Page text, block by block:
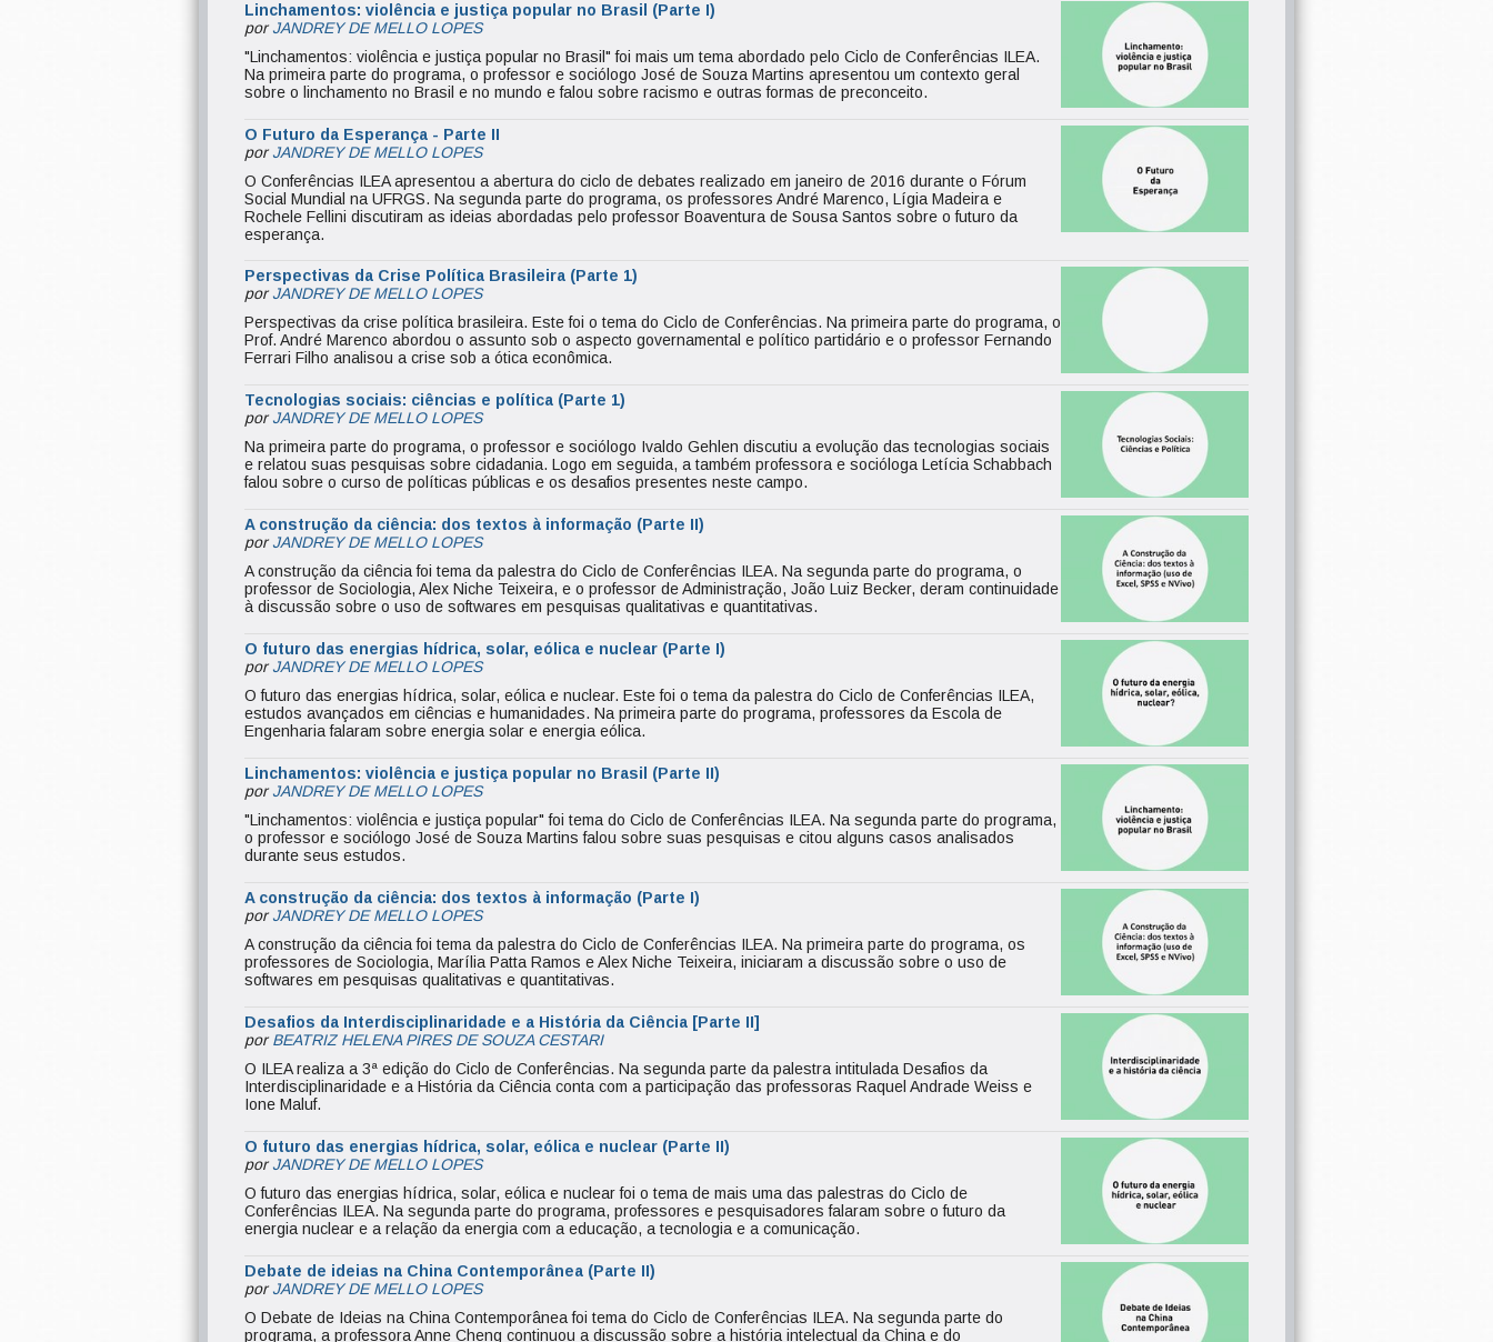
Linchamentos: violência e justiça popular no Brasil (Parte I)
porJANDREY DE MELLO LOPES
"Linchamentos: violência e justiça popular no Brasil" foi mais um tema abordado pelo Ciclo de Conferências ILEA.
Na primeira parte do programa, o professor e sociólogo José de Souza Martins apresentou um contexto geral
sobre o linchamento no Brasil e no mundo e falou sobre racismo e outras formas de preconceito.
O Futuro da Esperança - Parte II
porJANDREY DE MELLO LOPES
O Conferências ILEA apresentou a abertura do ciclo de debates realizado em janeiro de 2016 durante o Fórum
Social Mundial na UFRGS. Na segunda parte do programa, os professores André Marenco, Lígia Madeira e
Rochele Fellini discutiram as ideias abordadas pelo professor Boaventura de Sousa Santos sobre o futuro da
esperança.
Perspectivas da Crise Política Brasileira (Parte 1)
porJANDREY DE MELLO LOPES
Perspectivas da crise política brasileira. Este foi o tema do Ciclo de Conferências. Na primeira parte do programa, o
Prof. André Marenco abordou o assunto sob o aspecto governamental e político partidário e o professor Fernando
Ferrari Filho analisou a crise sob a ótica econômica.
Tecnologias sociais: ciências e política (Parte 1)
porJANDREY DE MELLO LOPES
Na primeira parte do programa, o professor e sociólogo Ivaldo Gehlen discutiu a evolução das tecnologias sociais
e relatou suas pesquisas sobre cidadania. Logo em seguida, a também professora e socióloga Letícia Schabbach
falou sobre o curso de políticas públicas e os desafios presentes neste campo.
A construção da ciência: dos textos à informação (Parte II)
porJANDREY DE MELLO LOPES
A construção da ciência foi tema da palestra do Ciclo de Conferências ILEA. Na segunda parte do programa, o
professor de Sociologia, Alex Niche Teixeira, e o professor de Administração, João Luiz Becker, deram continuidade
à discussão sobre o uso de softwares em pesquisas qualitativas e quantitativas.
O futuro das energias hídrica, solar, eólica e nuclear (Parte I)
porJANDREY DE MELLO LOPES
O futuro das energias hídrica, solar, eólica e nuclear. Este foi o tema da palestra do Ciclo de Conferências ILEA,
estudos avançados em ciências e humanidades. Na primeira parte do programa, professores da Escola de
Engenharia falaram sobre energia solar e energia eólica.
Linchamentos: violência e justiça popular no Brasil (Parte II)
porJANDREY DE MELLO LOPES
"Linchamentos: violência e justiça popular" foi tema do Ciclo de Conferências ILEA. Na segunda parte do programa,
o professor e sociólogo José de Souza Martins falou sobre suas pesquisas e citou alguns casos analisados
durante seus estudos.
A construção da ciência: dos textos à informação (Parte I)
porJANDREY DE MELLO LOPES
A construção da ciência foi tema da palestra do Ciclo de Conferências ILEA. Na primeira parte do programa, os
professores de Sociologia, Marília Patta Ramos e Alex Niche Teixeira, iniciaram a discussão sobre o uso de
softwares em pesquisas qualitativas e quantitativas.
Desafios da Interdisciplinaridade e a História da Ciência [Parte II]
porBEATRIZ HELENA PIRES DE SOUZA CESTARI
O ILEA realiza a 3ª edição do Ciclo de Conferências. Na segunda parte da palestra intitulada Desafios da
Interdisciplinaridade e a História da Ciência conta com a participação das professoras Raquel Andrade Weiss e
Ione Maluf.
O futuro das energias hídrica, solar, eólica e nuclear (Parte II)
porJANDREY DE MELLO LOPES
O futuro das energias hídrica, solar, eólica e nuclear foi o tema de mais uma das palestras do Ciclo de
Conferências ILEA. Na segunda parte do programa, professores e pesquisadores falaram sobre o futuro da
energia nuclear e a relação da energia com a educação, a tecnologia e a comunicação.
Debate de ideias na China Contemporânea (Parte II)
porJANDREY DE MELLO LOPES
O Debate de Ideias na China Contemporânea foi tema do Ciclo de Conferências ILEA. Na segunda parte do
programa, a professora Anne Cheng continuou a discussão sobre a história intelectual da China e do